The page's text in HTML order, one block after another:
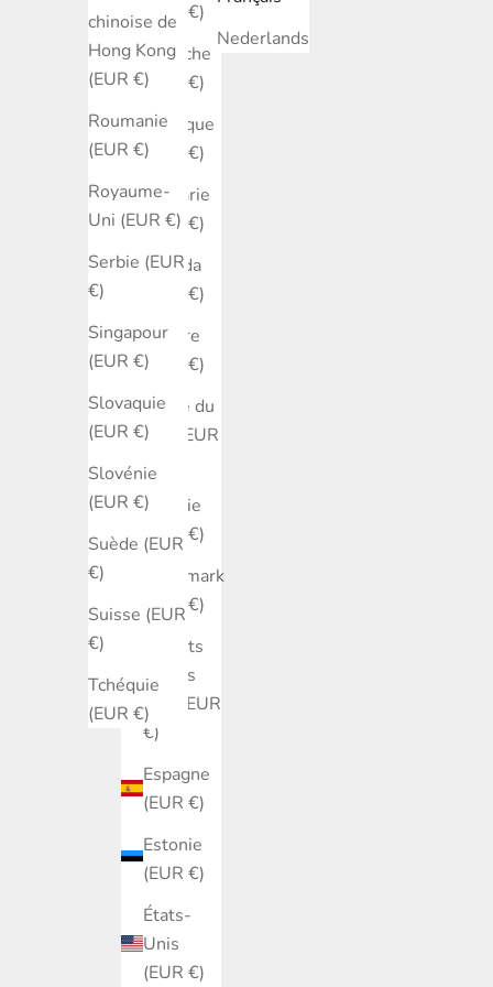
chinoise de
Hong Kong
(EUR €)
Roumanie
(EUR €)
Royaume-
Uni (EUR €)
Serbie (EUR
€)
Singapour
(EUR €)
Slovaquie
(EUR €)
Slovénie
(EUR €)
Suède (EUR
€)
Suisse (EUR
€)
Tchéquie
(EUR €)
(EUR €)
Autriche
(EUR €)
Belgique
(EUR €)
Bulgarie
(EUR €)
Canada
(EUR €)
Chypre
(EUR €)
Corée du
Sud (EUR
€)
Croatie
(EUR €)
Danemark
(EUR €)
Émirats
arabes
unis (EUR
€)
Espagne
(EUR €)
Estonie
(EUR €)
États-
Unis
(EUR €)
Nederlands